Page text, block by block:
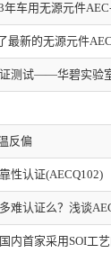
车用无源元件
最新的无源元件
证测试——华碧实验
反偏
性认证(AECQ102)
难认证么？浅谈
内首家采用SOI工